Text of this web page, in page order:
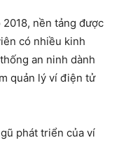
nền tảng được
có nhiều kinh
an ninh dành
quản lý ví điện tử
phát triển của ví